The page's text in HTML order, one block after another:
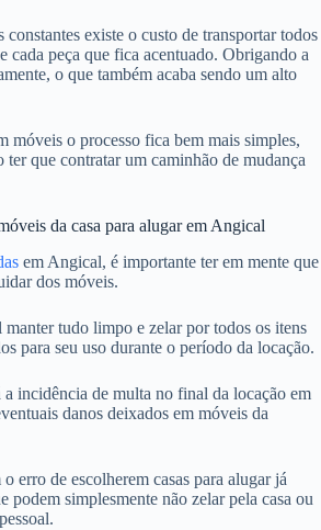
existe o custo de transportar todos
cada peça que fica acentuado. Obrigando a
o que também acaba sendo um alto
móveis o processo fica bem mais simples,
que contratar um caminhão de mudança
da casa para alugar em Angical
em Angical, é importante ter em mente que
dos móveis.
manter tudo limpo e zelar por todos os itens
para seu uso durante o período da locação.
a incidência de multa no final da locação em
danos deixados em móveis da
erro de escolherem casas para alugar já
podem simplesmente não zelar pela casa ou